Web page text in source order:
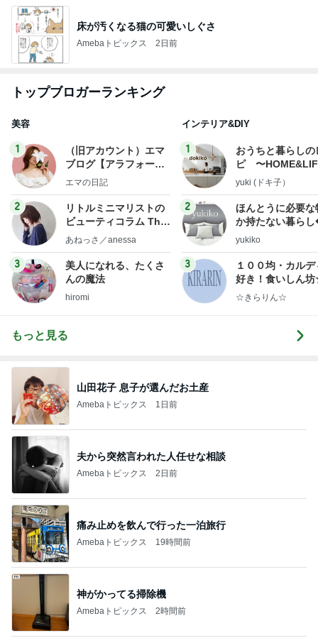
床が汚くなる猫の可愛いしぐさ
Amebaトピックス 2日前
トップブロガーランキング
美容
1
（旧アカウント）エマ
ブログ【アラフォー会
社売却セカンドライ
エマの日記
2
リトルミニマリストの
ビューティコラム The
little minimalist's bea
あねっさ／anessa
3
美人になれる、たくさ
んの魔法
hiromi
インテリア&DIY
1
おうちと暮らしの
ピ 〜
yuki (ドキ子）
2
ほんとうに必要な
か持たない暮ら
ep Life Simple◆
yukiko
3
１００均・カルデ
好き！食いしん
らりん☆のブログ
☆きらりん☆
もっと見る
山田花子 息子が選んだお土産
Amebaトピックス 1日前
夫から突然言われた人任せな相談
Amebaトピックス 2日前
痛み止めを飲んで行った一泊旅行
Amebaトピックス 19時間前
神がかってる掃除機
Amebaトピックス 2時間前